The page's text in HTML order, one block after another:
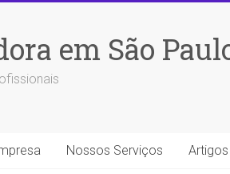
em São
Nossos Serviços